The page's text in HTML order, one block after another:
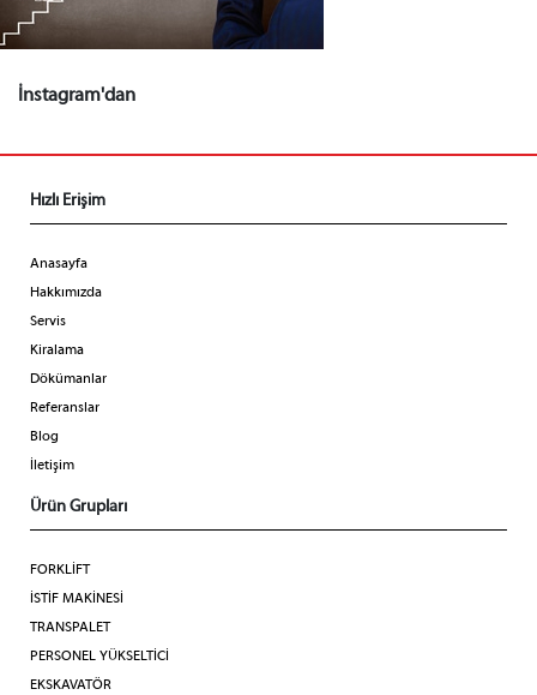
İnstagram'dan
Hızlı Erişim
Anasayfa
Hakkımızda
Servis
Kiralama
Dökümanlar
Referanslar
Blog
İletişim
Ürün Grupları
FORKLİFT
İSTİF MAKİNESİ
TRANSPALET
PERSONEL YÜKSELTİCİ
EKSKAVATÖR